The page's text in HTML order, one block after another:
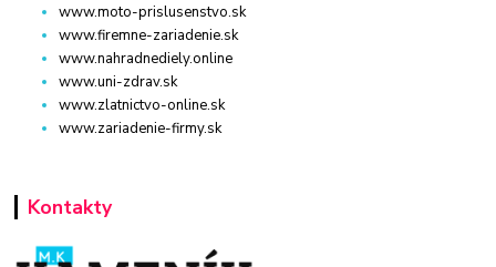
www.moto-prislusenstvo.sk
www.firemne-zariadenie.sk
www.nahradnediely.online
www.uni-zdrav.sk
www.zlatnictvo-online.sk
www.zariadenie-firmy.sk
Kontakty